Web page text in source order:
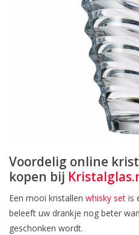
Voordelig online
kopen bij
Een mooi kristallen whisky set is
beleeft uw drankje nog beter
geschonken wordt.